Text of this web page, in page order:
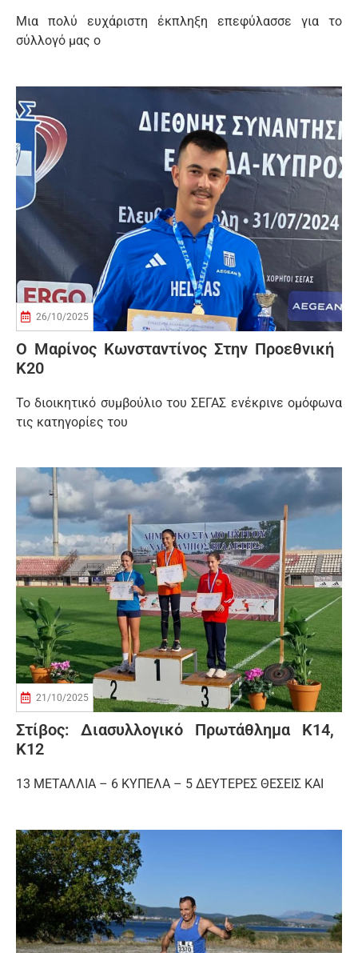
Μια πολύ ευχάριστη έκπληξη επεφύλασσε για το
σύλλογό μας ο
26/10/2025
Ο Μαρίνος Κωνσταντίνος Στην Προεθνική
Κ20
Το διοικητικό συμβούλιο του ΣΕΓΑΣ ενέκρινε ομόφωνα
τις κατηγορίες του
21/10/2025
Στίβος: Διασυλλογικό Πρωτάθλημα Κ14,
Κ12
13 ΜΕΤΑΛΛΙΑ – 6 ΚΥΠΕΛΑ – 5 ΔΕΥΤΕΡΕΣ ΘΕΣΕΙΣ ΚΑΙ